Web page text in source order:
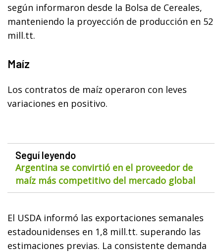
según informaron desde la Bolsa de Cereales,
manteniendo la proyección de producción en 52
mill.tt.
Maíz
Los contratos de maíz operaron con leves
variaciones en positivo.
Seguí leyendo
Argentina se convirtió en el proveedor de
maíz más competitivo del mercado global
El USDA informó las exportaciones semanales
estadounidenses en 1,8 mill.tt. superando las
estimaciones previas. La consistente demanda